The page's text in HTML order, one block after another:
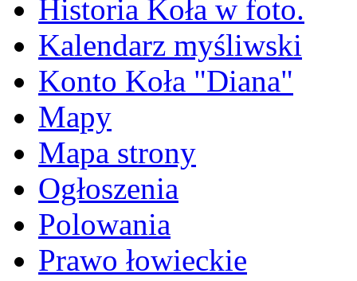
Historia Koła w foto.
Kalendarz myśliwski
Konto Koła "Diana"
Mapy
Mapa strony
Ogłoszenia
Polowania
Prawo łowieckie